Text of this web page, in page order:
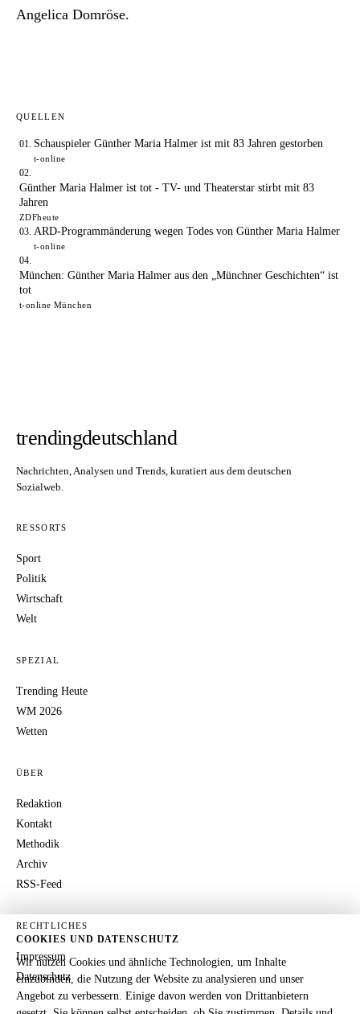
Angelica Domröse.
QUELLEN
Schauspieler Günther Maria Halmer ist mit 83 Jahren gestorben
t-online
Günther Maria Halmer ist tot - TV- und Theaterstar stirbt mit 83
Jahren
ZDFheute
ARD-Programmänderung wegen Todes von Günther Maria Halmer
t-online
München: Günther Maria Halmer aus den „Münchner Geschichten“ ist
tot
t-online München
trendingdeutschland
Nachrichten, Analysen und Trends, kuratiert aus dem deutschen
Sozialweb.
RESSORTS
Sport
Politik
Wirtschaft
Welt
SPEZIAL
Trending Heute
WM 2026
Wetten
ÜBER
Redaktion
Kontakt
Methodik
Archiv
RSS-Feed
RECHTLICHES
Impressum
Datenschutz
COOKIES UND DATENSCHUTZ
Wir nutzen Cookies und ähnliche Technologien, um Inhalte
einzubinden, die Nutzung der Website zu analysieren und unser
Angebot zu verbessern. Einige davon werden von Drittanbietern